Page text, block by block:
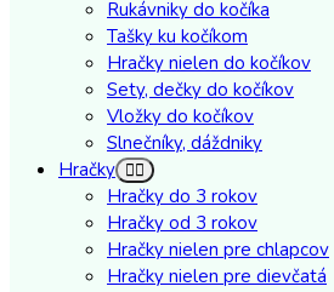
Rukávniky do kočíka
Tašky ku kočíkom
Hračky nielen do kočíkov
Sety, dečky do kočíkov
Vložky do kočíkov
Slnečníky, dáždniky
Hračky
Hračky do 3 rokov
Hračky od 3 rokov
Hračky nielen pre chlapcov
Hračky nielen pre dievčatá